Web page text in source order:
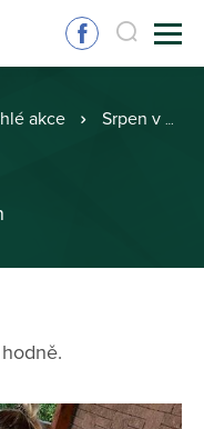
akce Srpen v domově